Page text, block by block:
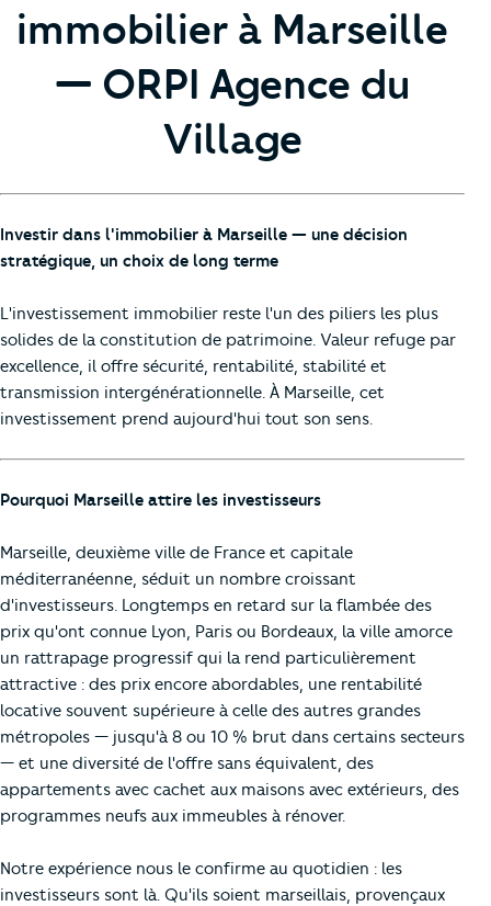
immobilier à Marseille
— ORPI Agence du
Village
Investir dans l'immobilier à Marseille — une décision
stratégique, un choix de long terme
L'investissement immobilier reste l'un des piliers les plus
solides de la constitution de patrimoine. Valeur refuge par
excellence, il offre sécurité, rentabilité, stabilité et
transmission intergénérationnelle. À Marseille, cet
investissement prend aujourd'hui tout son sens.
Pourquoi Marseille attire les investisseurs
Marseille, deuxième ville de France et capitale
méditerranéenne, séduit un nombre croissant
d'investisseurs. Longtemps en retard sur la flambée des
prix qu'ont connue Lyon, Paris ou Bordeaux, la ville amorce
un rattrapage progressif qui la rend particulièrement
attractive : des prix encore abordables, une rentabilité
locative souvent supérieure à celle des autres grandes
métropoles — jusqu'à 8 ou 10 % brut dans certains secteurs
— et une diversité de l'offre sans équivalent, des
appartements avec cachet aux maisons avec extérieurs, des
programmes neufs aux immeubles à rénover.
Notre expérience nous le confirme au quotidien : les
investisseurs sont là. Qu'ils soient marseillais, provençaux